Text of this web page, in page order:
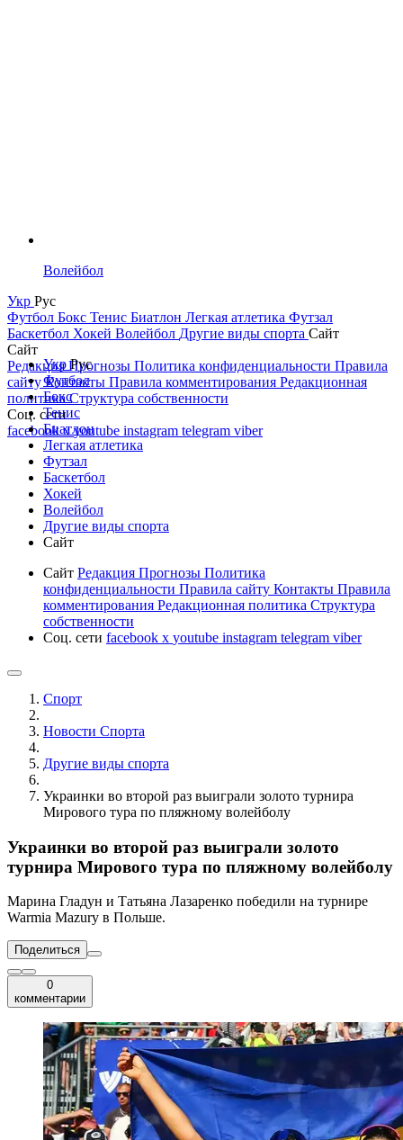
Волейбол
Укр Рус
Футбол Бокс Тенис Биатлон Легкая атлетика Футзал
Баскетбол Хокей Волейбол Другие виды спорта Сайт
Сайт
РедакцияПрогнозы Политика конфиденциальности Правила
сайтуКонтакты Правила комментирования Редакционная
политикаСтруктура собственности
Соц. сети
facebookxyoutube instagram telegram viber
УкрРус
Футбол
Бокс
Тенис
Биатлон
Легкая атлетика
Футзал
Баскетбол
Хокей
Волейбол
Другие виды спорта
Сайт
Сайт Редакция Прогнозы Политика
конфиденциальности Правила сайту Контакты Правила
комментирования Редакционная политика Структура
собственности
Соц. сети facebook x youtube instagram telegram viber
Спорт
Новости Cпорта
Другие виды спорта
Украинки во второй раз выиграли золото турнира
Мирового тура по пляжному волейболу
Украинки во второй раз выиграли золото
турнира Мирового тура по пляжному волейболу
Марина Гладун и Татьяна Лазаренко победили на турнире
Warmia Mazury в Польше.
Поделиться
0
комментарии